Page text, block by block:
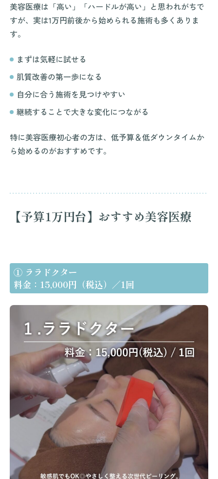
美容医療は「高い」「ハードルが高い」と思われがちで
すが、実は1万円前後から始められる施術も多くありま
す。
まずは気軽に試せる
肌質改善の第一歩になる
自分に合う施術を見つけやすい
継続することで大きな変化につながる
特に美容医療初心者の方は、低予算＆低ダウンタイムか
ら始めるのがおすすめです。
【予算1万円台】おすすめ美容医療
① ララドクター
料金：15,000円（税込）／1回